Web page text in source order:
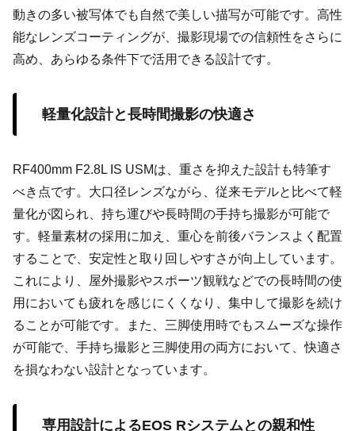
動きの多い被写体でも自然で美しい描写が可能です。高性
能なレンズコーティングが、撮影現場での信頼性をさらに
高め、あらゆる条件下で活用できる設計です。
軽量化設計と長時間撮影の快適さ
RF400mm F2.8L IS USMは、重さを抑えた設計も特筆す
べき点です。大口径レンズながら、従来モデルと比べて軽
量化が図られ、持ち運びや長時間の手持ち撮影が可能で
す。軽量素材の採用に加え、重心を前後バランスよく配置
することで、安定性と取り回しやすさが向上しています。
これにより、屋外撮影やスポーツ観戦などでの長時間の使
用においても疲れを感じにくくなり、集中して撮影を続け
ることが可能です。また、三脚使用時でもスムーズな操作
が可能で、手持ち撮影と三脚使用の両方において、快適さ
を損なわない設計となっています。
専用設計によるEOS Rシステムとの親和性